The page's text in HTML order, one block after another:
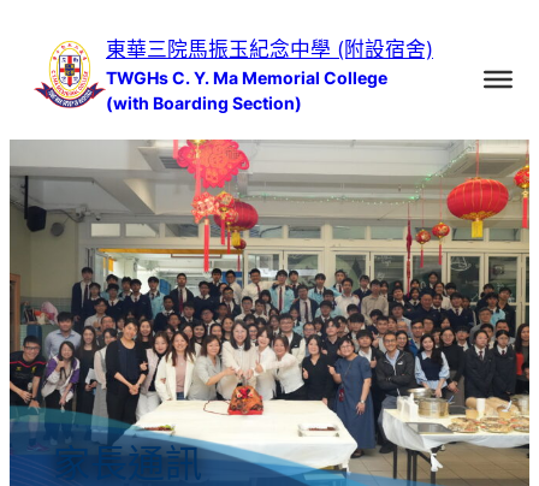
容
東華三院馬振玉紀念中學 (附設宿舍)
TWGHs C. Y. Ma Memorial College
(with Boarding Section)
家長通訊